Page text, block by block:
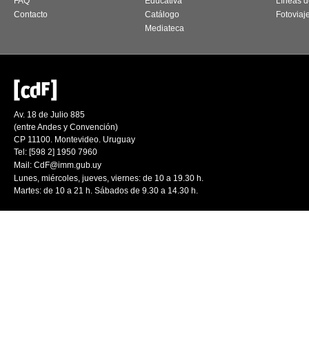
Contacto
Catálogo
Mediateca
Av. 18 de Julio 885
(entre Andes y Convención)
CP 11100. Montevideo. Uruguay
Tel: [598 2] 1950 7960
Mail: CdF@imm.gub.uy
Lunes, miércoles, jueves, viernes: de 10 a 19.30 h.
Martes: de 10 a 21 h. Sábados de 9.30 a 14.30 h.